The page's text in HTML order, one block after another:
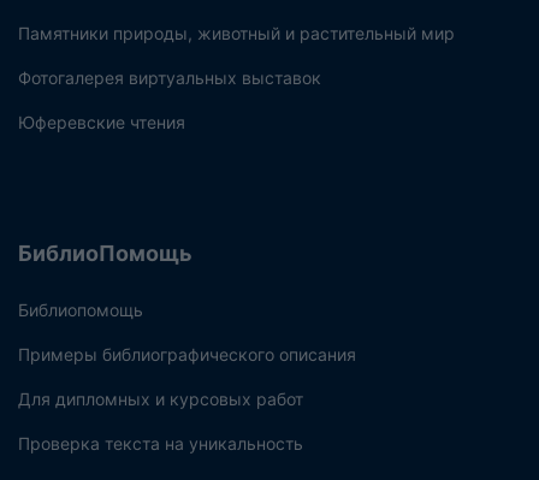
Памятники природы, животный и растительный мир
Фотогалерея виртуальных выставок
Юферевские чтения
БиблиоПомощь
Библиопомощь
Примеры библиографического описания
Для дипломных и курсовых работ
Проверка текста на уникальность